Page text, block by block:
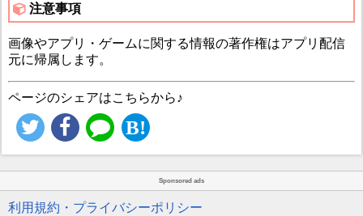
注意事項
画像やアプリ・ゲームに関する情報の著作権はアプリ配信
元に帰属します。
ページのシェアはこちらから♪
Sponsored ads
利用規約・プライバシーポリシー